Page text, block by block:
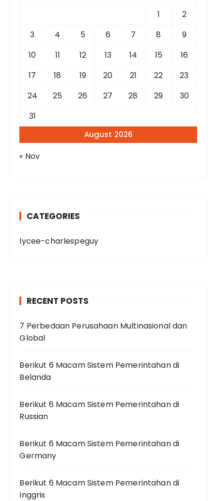
August 2026
1
2
3
4 5 6 7 8
9
10
11 12 13 14 15
16
17
18 19 20 21 22
23
24
25 26 27 28 29
30
31
« Nov
CATEGORIES
lycee-charlespeguy
RECENT POSTS
7 Perbedaan Perusahaan Multinasional dan
Global
Berikut 6 Macam Sistem Pemerintahan di
Belanda
Berikut 6 Macam Sistem Pemerintahan di
Russian
Berikut 6 Macam Sistem Pemerintahan di
Germany
Berikut 6 Macam Sistem Pemerintahan di
Inggris